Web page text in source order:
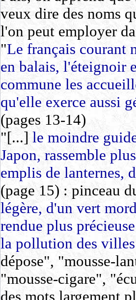
veux dire des noms
l'on peut employer
"Le français courant
en balais, l'éteignoir
commune les
qu'elle exerce aussi
(pages 13-14)
"[...]le moindre
Japon, rassemble
emplis de lanternes,
(page 15) : pinceau
légère, d'un vert
rendue plus
la pollution des
dépose", "mousse-
"mousse-cigare",
des mots largement